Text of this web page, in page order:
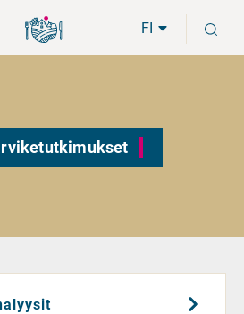
suoraan
sisältöön
koko
sivuston
FI